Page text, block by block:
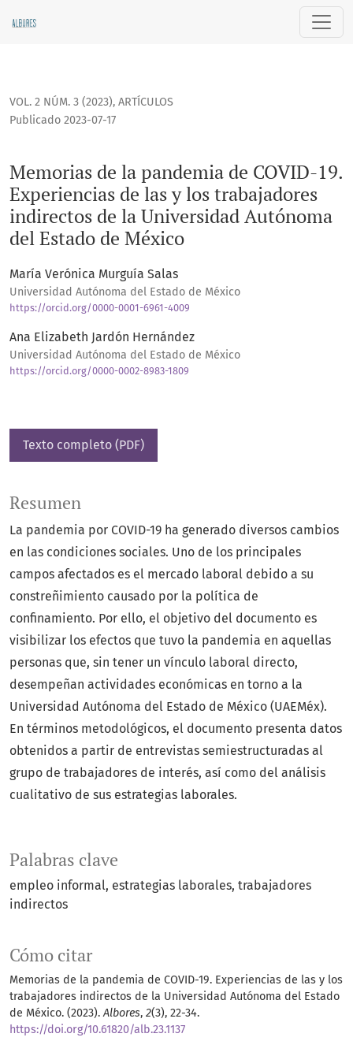
Memorias de la pandemia de COVID-19. Experiencias de
VOL. 2 NÚM. 3 (2023), ARTÍCULOS
Memorias de la pandemia de COVID-19.
Experiencias de las y los trabajadores
indirectos de la Universidad Autónoma
del Estado de México
Publicado 2023-07-17
María Verónica Murguía Salas
Universidad Autónoma del Estado de México
https://orcid.org/0000-0001-6961-4009
Ana Elizabeth Jardón Hernández
Universidad Autónoma del Estado de México
https://orcid.org/0000-0002-8983-1809
Texto completo (PDF)
Palabras clave
empleo informal estrategias laborales trabajadores
indirectos
Cómo citar
Memorias de la pandemia de COVID-19. Experiencias de las y los
trabajadores indirectos de la Universidad Autónoma del Estado
de México. (2023).Albores, 2(3), 22-34.
https://doi.org/10.61820/alb.23.1137
Resumen
La pandemia por COVID-19 ha generado diversos cambios
en las condiciones sociales. Uno de los principales
campos afectados es el mercado laboral debido a su
constreñimiento causado por la política de
confinamiento. Por ello, el objetivo del documento es
visibilizar los efectos que tuvo la pandemia en aquellas
personas que, sin tener un vínculo laboral directo,
desempeñan actividades económicas en torno a la
Universidad Autónoma del Estado de México (UAEMéx).
En términos metodológicos, el documento presenta datos
obtenidos a partir de entrevistas semiestructuradas al
grupo de trabajadores de interés, así como del análisis
cualitativo de sus estrategias laborales.